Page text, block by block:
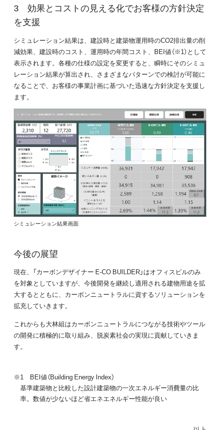
効果とコストの見える化でお客様の方針決定
を支援
シミュレーション結果は、建設時と建築物運用時のCO2排出量の削
減効果、建設時のコスト、運用時の年間コスト、BEI値（※1）として
表示されます。各種の仕様の設定を変更すると、瞬時にそのシミュ
レーション結果が算出され、さまざまなパターンでの検討が可能に
なることで、お客様の事業計画に基づいた迅速な方針決定を支援し
ます。
シミュレーション結果画面
今後の展望
現在、「カーボンデザイナー E-CO BUILDER」はオフィスビルのみ
を対象としていますが、今後開発を継続し適用される建物用途を拡
大するとともに、カーボンニュートラルに資するソリューションを
拡充していきます。
これからも大林組はカーボンニュートラルにつながる技術やツール
の開発に積極的に取り組み、脱炭素社会の実現に貢献していきま
す。
※1 BEI値（Building Energy Index）
基準建築物と比較した設計建築物の一次エネルギー消費量の比
率。数値が少ないほど省エネエネルギー性能が良い